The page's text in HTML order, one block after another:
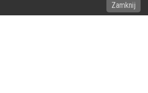
Zamknij